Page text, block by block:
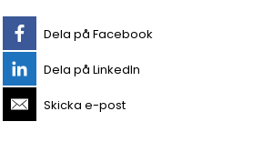
Dela på Facebook
Dela på LinkedIn
Skicka e-post